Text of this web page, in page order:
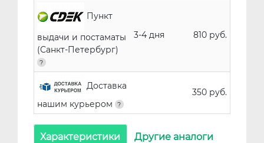
Пункт
выдачи и постаматы
(Санкт-Петербург)
3-4 дня 810 руб.
Доставка
нашим курьером
350 руб.
Характеристики
Другие аналоги